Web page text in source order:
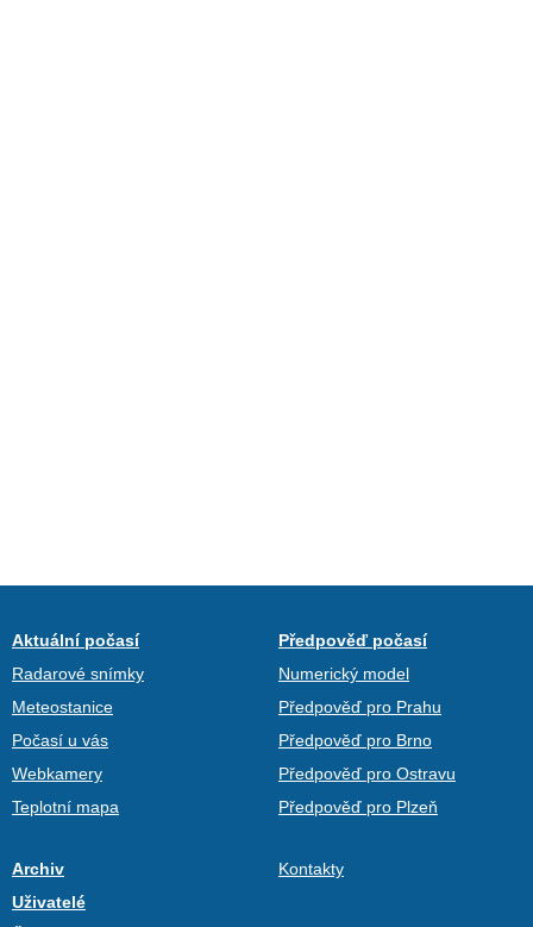
Aktuální počasí
Radarové snímky
Meteostanice
Počasí u vás
Webkamery
Teplotní mapa
Předpověď počasí
Numerický model
Předpověď pro Prahu
Předpověď pro Brno
Předpověď pro Ostravu
Předpověď pro Plzeň
Archiv
Uživatelé
Kontakty